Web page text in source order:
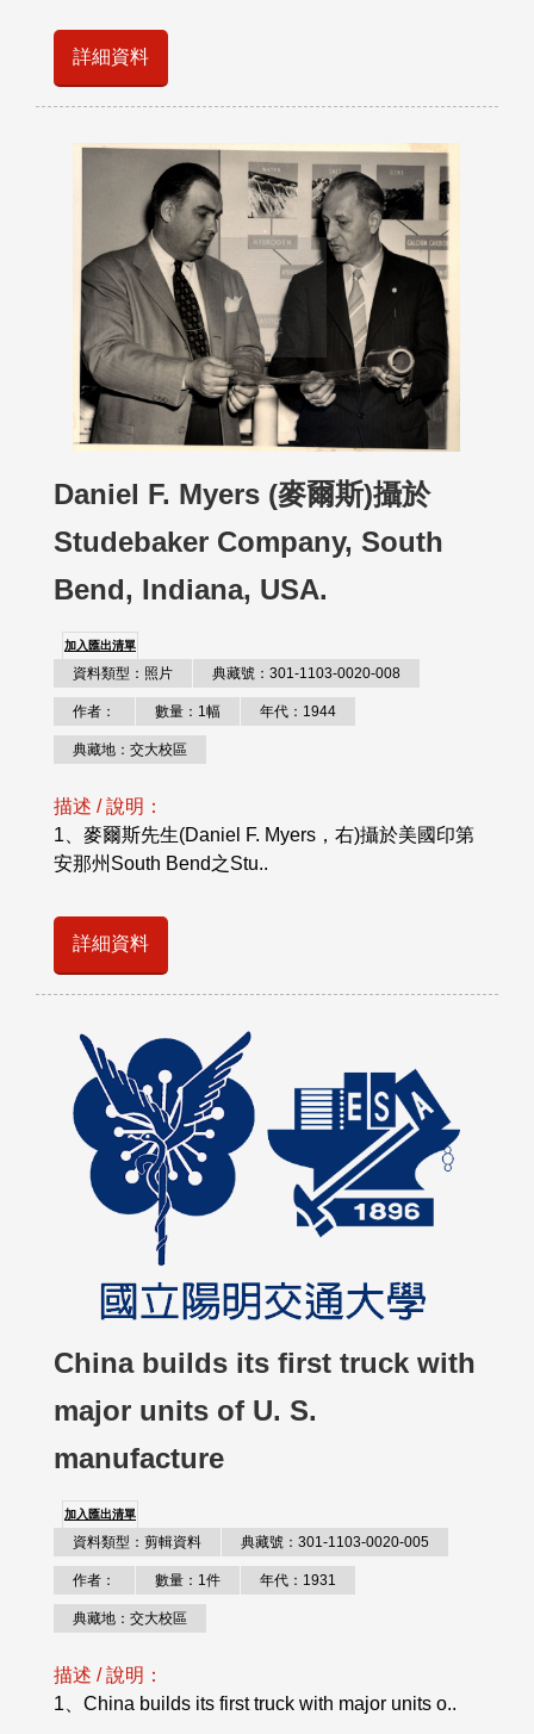
詳細資料
Daniel F. Myers (麥爾斯)攝於
Studebaker Company, South
Bend, Indiana, USA.
加入匯出清單
資料類型：照片 典藏號：301-1103-0020-008
作者： 數量：1幅 年代：1944
典藏地：交大校區
描述 / 說明：
1、麥爾斯先生(Daniel F. Myers，右)攝於美國印第
安那州South Bend之Stu..
詳細資料
China builds its first truck with
major units of U. S.
manufacture
加入匯出清單
資料類型：剪輯資料 典藏號：301-1103-0020-005
作者： 數量：1件 年代：1931
典藏地：交大校區
描述 / 說明：
1、China builds its first truck with major units o..